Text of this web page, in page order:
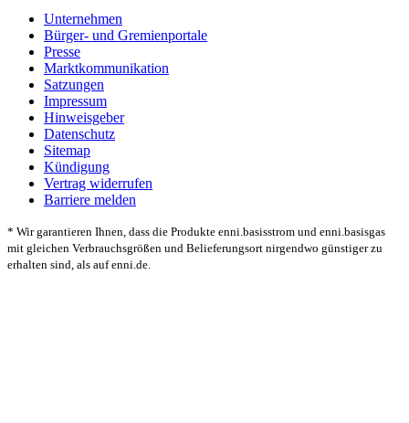
Unternehmen
Bürger- und Gremienportale
Presse
Marktkommunikation
Satzungen
Impressum
Hinweisgeber
Datenschutz
Sitemap
Kündigung
Vertrag widerrufen
Barriere melden
* Wir garantieren Ihnen, dass die Produkte enni.basisstrom und enni.basisgas
mit gleichen Verbrauchsgrößen und Belieferungsort nirgendwo günstiger zu
erhalten sind, als auf enni.de.